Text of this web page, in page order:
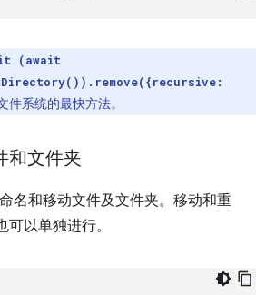
(await
系统的最快方法。
和文件夹
名和移动文件及文件夹。移动和重
以单独进行。